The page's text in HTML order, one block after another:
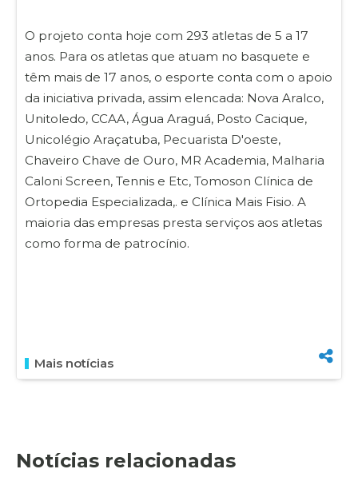
O projeto conta hoje com 293 atletas de 5 a 17
anos. Para os atletas que atuam no basquete e
têm mais de 17 anos, o esporte conta com o apoio
da iniciativa privada, assim elencada: Nova Aralco,
Unitoledo, CCAA, Água Araguá, Posto Cacique,
Unicolégio Araçatuba, Pecuarista D'oeste,
Chaveiro Chave de Ouro, MR Academia, Malharia
Caloni Screen, Tennis e Etc, Tomoson Clínica de
Ortopedia Especializada,. e Clínica Mais Fisio. A
maioria das empresas presta serviços aos atletas
como forma de patrocínio.
Mais notícias
Notícias relacionadas